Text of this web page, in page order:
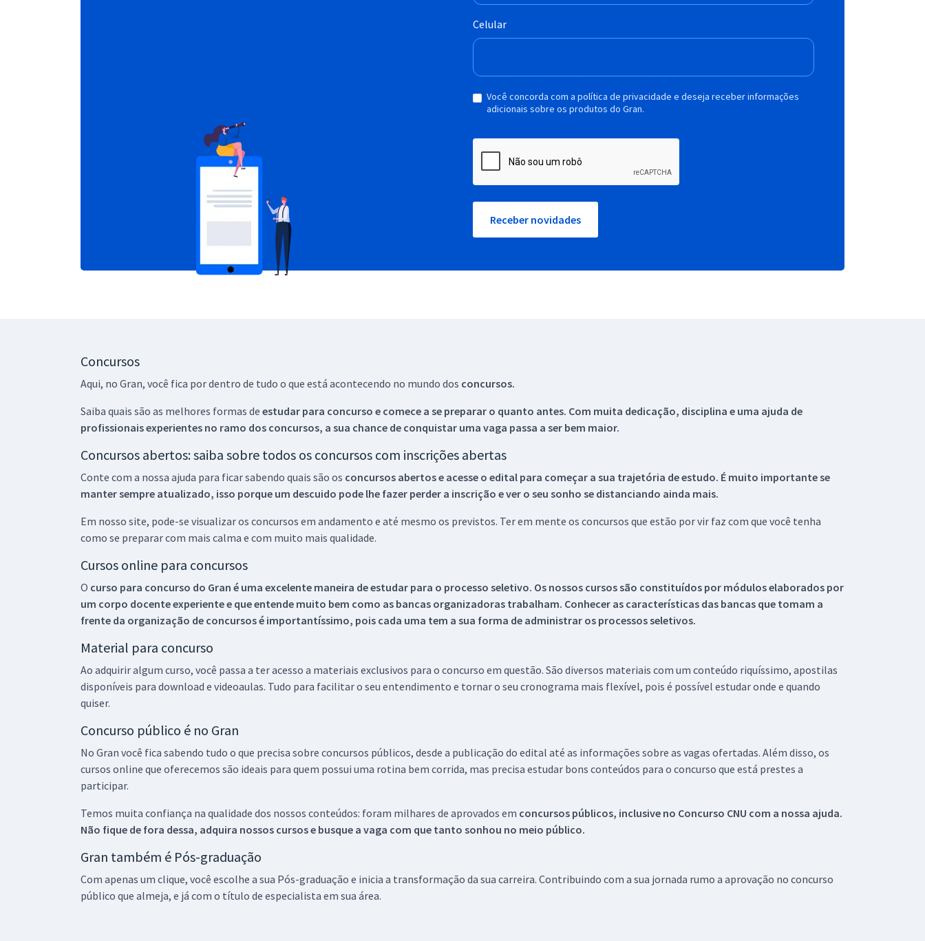
Celular
Você concorda com a política de privacidade e deseja receber informações
adicionais sobre os produtos do Gran.
Receber novidades
Concursos
Aqui, no Gran, você fica por dentro de tudo o que está acontecendo no mundo dos concursos.
Saiba quais são as melhores formas de estudar para concurso e comece a se preparar o quanto antes. Com muita dedicação, disciplina e uma ajuda de
profissionais experientes no ramo dos concursos, a sua chance de conquistar uma vaga passa a ser bem maior.
Concursos abertos: saiba sobre todos os concursos com inscrições abertas
Conte com a nossa ajuda para ficar sabendo quais são os concursos abertos e acesse o edital para começar a sua trajetória de estudo. É muito importante se
manter sempre atualizado, isso porque um descuido pode lhe fazer perder a inscrição e ver o seu sonho se distanciando ainda mais.
Em nosso site, pode-se visualizar os concursos em andamento e até mesmo os previstos. Ter em mente os concursos que estão por vir faz com que você tenha
como se preparar com mais calma e com muito mais qualidade.
Cursos online para concursos
O curso para concurso do Gran é uma excelente maneira de estudar para o processo seletivo. Os nossos cursos são constituídos por módulos elaborados por
um corpo docente experiente e que entende muito bem como as bancas organizadoras trabalham. Conhecer as características das bancas que tomam a
frente da organização de concursos é importantíssimo, pois cada uma tem a sua forma de administrar os processos seletivos.
Material para concurso
Ao adquirir algum curso, você passa a ter acesso a materiais exclusivos para o concurso em questão. São diversos materiais com um conteúdo riquíssimo, apostilas
disponíveis para download e videoaulas. Tudo para facilitar o seu entendimento e tornar o seu cronograma mais flexível, pois é possível estudar onde e quando
quiser.
Concurso público é no Gran
No Gran você fica sabendo tudo o que precisa sobre concursos públicos, desde a publicação do edital até as informações sobre as vagas ofertadas. Além disso, os
cursos online que oferecemos são ideais para quem possui uma rotina bem corrida, mas precisa estudar bons conteúdos para o concurso que está prestes a
participar.
Temos muita confiança na qualidade dos nossos conteúdos: foram milhares de aprovados em concursos públicos, inclusive no Concurso CNU com a nossa ajuda.
Não fique de fora dessa, adquira nossos cursos e busque a vaga com que tanto sonhou no meio público.
Gran também é Pós-graduação
Com apenas um clique, você escolhe a sua Pós-graduação e inicia a transformação da sua carreira. Contribuindo com a sua jornada rumo a aprovação no concurso
público que almeja, e já com o título de especialista em sua área.